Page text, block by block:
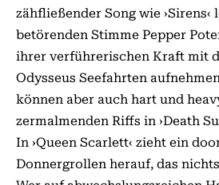
zähfließender Song wie ›Sirens‹
betörenden Stimme Pepper
ihrer verführerischen Kraft mit
Odysseus Seefahrten
können aber auch hart und
zermalmenden Riffs in ›Death
In ›Queen Scarlett‹ zieht ein
Donnergrollen herauf, das